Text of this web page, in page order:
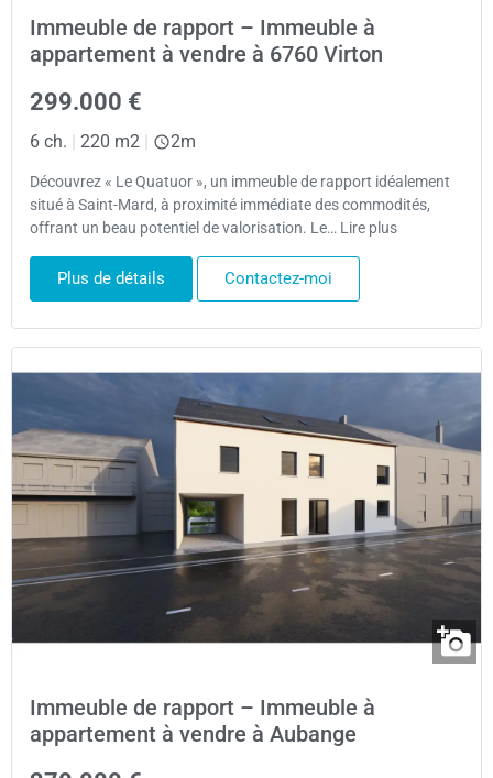
Immeuble de rapport – Immeuble à
appartement à vendre à 6760 Virton
299.000 €
6 ch. | 220 m2 | 2m
Découvrez « Le Quatuor », un immeuble de rapport idéalement
situé à Saint-Mard, à proximité immédiate des commodités,
offrant un beau potentiel de valorisation. Le… Lire plus
Plus de détails Contactez-moi
Immeuble de rapport – Immeuble à
appartement à vendre à Aubange